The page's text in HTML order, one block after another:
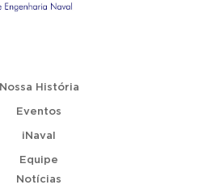
Nossa História
Eventos
iNaval
Equipe
Notícias